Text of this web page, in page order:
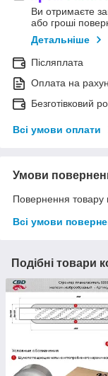
Ви отримаєте
або гроші
Детальніше
Післяплата
Оплата на
Безготівковий
Всі умови оплати
Умови
Повернення товару
Всі умови
Подібні товари